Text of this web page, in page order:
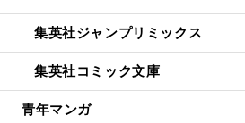
集英社ジャンプリミックス
集英社コミック文庫
青年マンガ